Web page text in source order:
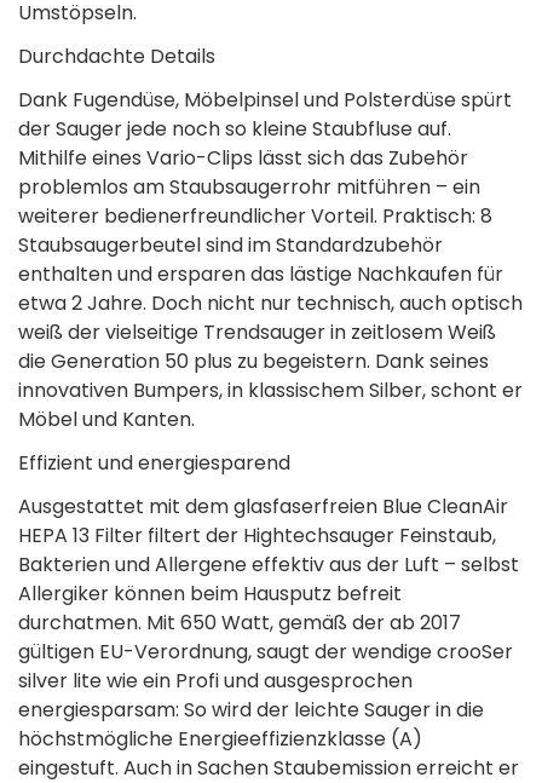
Umstöpseln.
Durchdachte Details
Dank Fugendüse, Möbelpinsel und Polsterdüse spürt
der Sauger jede noch so kleine Staubfluse auf.
Mithilfe eines Vario-Clips lässt sich das Zubehör
problemlos am Staubsaugerrohr mitführen – ein
weiterer bedienerfreundlicher Vorteil. Praktisch: 8
Staubsaugerbeutel sind im Standardzubehör
enthalten und ersparen das lästige Nachkaufen für
etwa 2 Jahre. Doch nicht nur technisch, auch optisch
weiß der vielseitige Trendsauger in zeitlosem Weiß
die Generation 50 plus zu begeistern. Dank seines
innovativen Bumpers, in klassischem Silber, schont er
Möbel und Kanten.
Effizient und energiesparend
Ausgestattet mit dem glasfaserfreien Blue CleanAir
HEPA 13 Filter filtert der Hightechsauger Feinstaub,
Bakterien und Allergene effektiv aus der Luft – selbst
Allergiker können beim Hausputz befreit
durchatmen. Mit 650 Watt, gemäß der ab 2017
gültigen EU-Verordnung, saugt der wendige crooSer
silver lite wie ein Profi und ausgesprochen
energiesparsam: So wird der leichte Sauger in die
höchstmögliche Energieeffizienzklasse (A)
eingestuft. Auch in Sachen Staubemission erreicht er